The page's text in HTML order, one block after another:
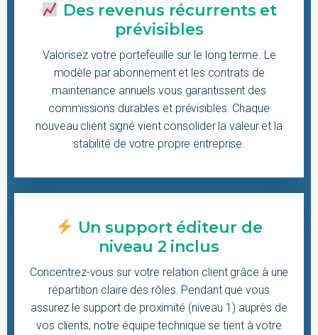
Des revenus récurrents et
prévisibles
Valorisez votre portefeuille sur le long terme. Le
modèle par abonnement et les contrats de
maintenance annuels vous garantissent des
commissions durables et prévisibles. Chaque
nouveau client signé vient consolider la valeur et la
stabilité de votre propre entreprise.
Un support éditeur de
niveau 2 inclus
Concentrez-vous sur votre relation client grâce à une
répartition claire des rôles. Pendant que vous
assurez le support de proximité (niveau 1) auprès de
vos clients, notre équipe technique se tient à votre